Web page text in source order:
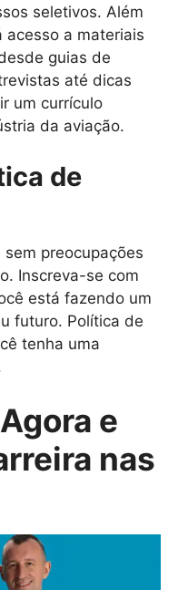
seletivos. Além
acesso a materiais
guias de
até dicas
um currículo
da aviação.
de
sem preocupações
Inscreva-se com
está fazendo um
futuro. Política de
tenha uma
e
nas